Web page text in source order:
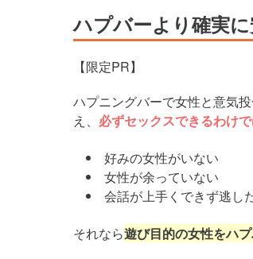
ハプバーより確実
【限定PR】
ハプニングバーで女性と意気
え、 必ずセックスできるわけで
好みの女性がいない
女性が余っていない
会話が上手くできず逃し
それなら遊び目的の女性をハ